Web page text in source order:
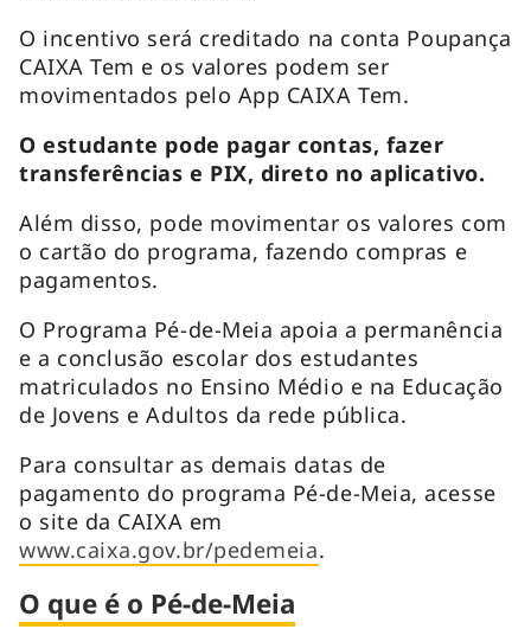
O incentivo será creditado na conta Poupança
CAIXA Tem e os valores podem ser
movimentados pelo App CAIXA Tem.
O estudante pode pagar contas, fazer
transferências e PIX, direto no aplicativo.
Além disso, pode movimentar os valores com
o cartão do programa, fazendo compras e
pagamentos.
O Programa Pé-de-Meia apoia a permanência
e a conclusão escolar dos estudantes
matriculados no Ensino Médio e na Educação
de Jovens e Adultos da rede pública.
Para consultar as demais datas de
pagamento do programa Pé-de-Meia, acesse
o site da CAIXA em
www.caixa.gov.br/pedemeia.
O que é o Pé-de-Meia